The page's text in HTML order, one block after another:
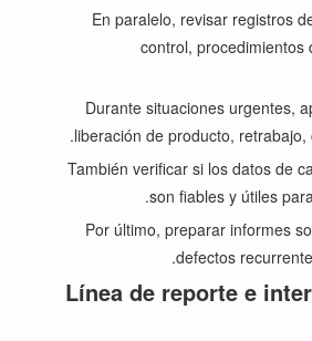
En paralelo, revisar registros
control, procedimientos
Durante situaciones urgentes,
liberación de producto, retrabajo,
También verificar si los datos de
son fiables y útiles
Por último, preparar informes
defectos
Línea de reporte e